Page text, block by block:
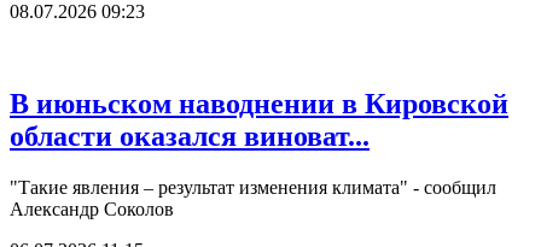
08.07.2026 09:23
В июньском наводнении в Кировской
области оказался виноват...
"Такие явления – результат изменения климата" - сообщил
Александр Соколов